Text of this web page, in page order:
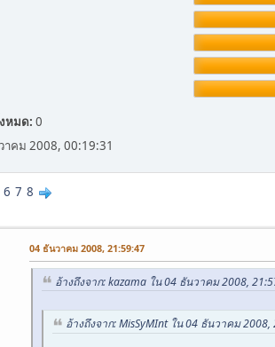
หมด: 0
าคม 2008, 00:19:31
6 7 8
04 ธันวาคม 2008, 21:59:47
อ้างถึงจาก: kazama ใน 04 ธันวาคม 2008,
อ้างถึงจาก: MisSyMInt ใน 04 ธันวาคม 2008,